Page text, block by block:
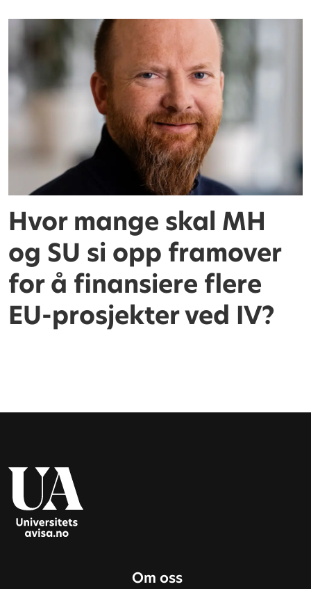
Hvor mange skal MH
og SU si opp framover
for å finansiere flere
EU-prosjekter ved IV?
Om oss